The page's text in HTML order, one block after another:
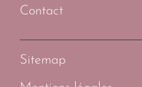
Contact
Sitemap